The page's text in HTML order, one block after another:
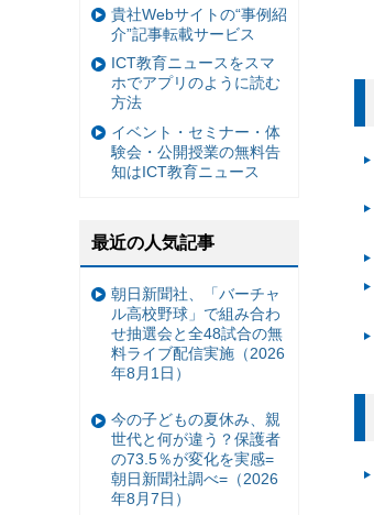
貴社Webサイトの“事例紹
介”記事転載サービス
ICT教育ニュースをスマ
ホでアプリのように読む
方法
イベント・セミナー・体
験会・公開授業の無料告
知はICT教育ニュース
最近の人気記事
朝日新聞社、「バーチャ
ル高校野球」で組み合わ
せ抽選会と全48試合の無
料ライブ配信実施（2026
年8月1日）
今の子どもの夏休み、親
世代と何が違う？保護者
の73.5％が変化を実感=
朝日新聞社調べ=（2026
年8月7日）